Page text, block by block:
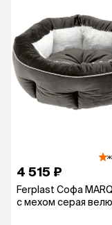
4 515 ₽
Ferplast Софа
с мехом серая